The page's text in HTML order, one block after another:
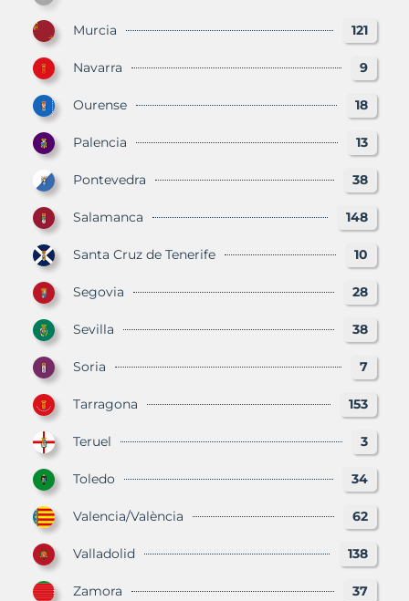
Murcia 121
Navarra 9
Ourense 18
Palencia 13
Pontevedra 38
Salamanca 148
Santa Cruz de Tenerife 10
Segovia 28
Sevilla 38
Soria 7
Tarragona 153
Teruel 3
Toledo 34
Valencia/València 62
Valladolid 138
Zamora 37